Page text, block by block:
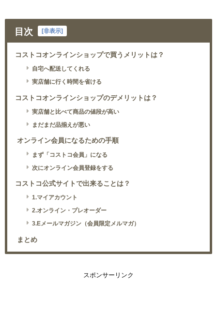
目次 [非表示]
コストコオンラインショップで買うメリットは？
自宅へ配送してくれる
実店舗に行く時間を省ける
コストコオンラインショップのデメリットは？
実店舗と比べて商品の値段が高い
まだまだ品揃えが悪い
オンライン会員になるための手順
まず「コストコ会員」になる
次にオンライン会員登録をする
コストコ公式サイトで出来ることは？
1.マイアカウント
2.オンライン・プレオーダー
3.Eメールマガジン（会員限定メルマガ）
まとめ
スポンサーリンク